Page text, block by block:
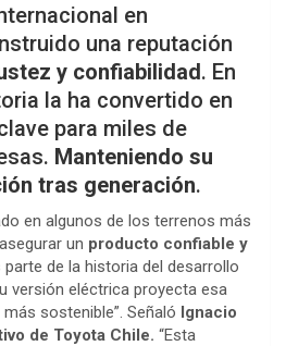
en
una reputación
y confiabilidad. En
la ha convertido en
para miles de
Manteniendo su
tras generación.
en algunos de los terrenos más
un producto confiable y
parte de la historia del desarrollo
versión eléctrica proyecta esa
sostenible”. Señaló Ignacio
de Toyota Chile. “Esta